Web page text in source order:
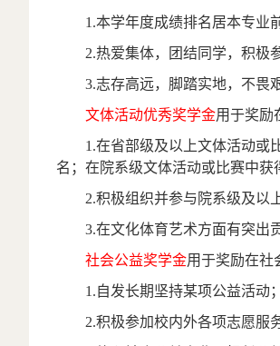
1.本学年度成绩排名居本专业
2.热爱集体，团结同学，积极
3.志存高远，脚踏实地，不畏
文体活动优秀奖学金用于奖励
1.在省部级及以上文体活动或
名；在院系级文体活动或比赛中获
2.积极组织并参与院系级及以
3.在文化体育艺术方面有突出
社会公益奖学金用于奖励在社
1.自发长期坚持某项公益活动；
2.积极参加校内外各项志愿服